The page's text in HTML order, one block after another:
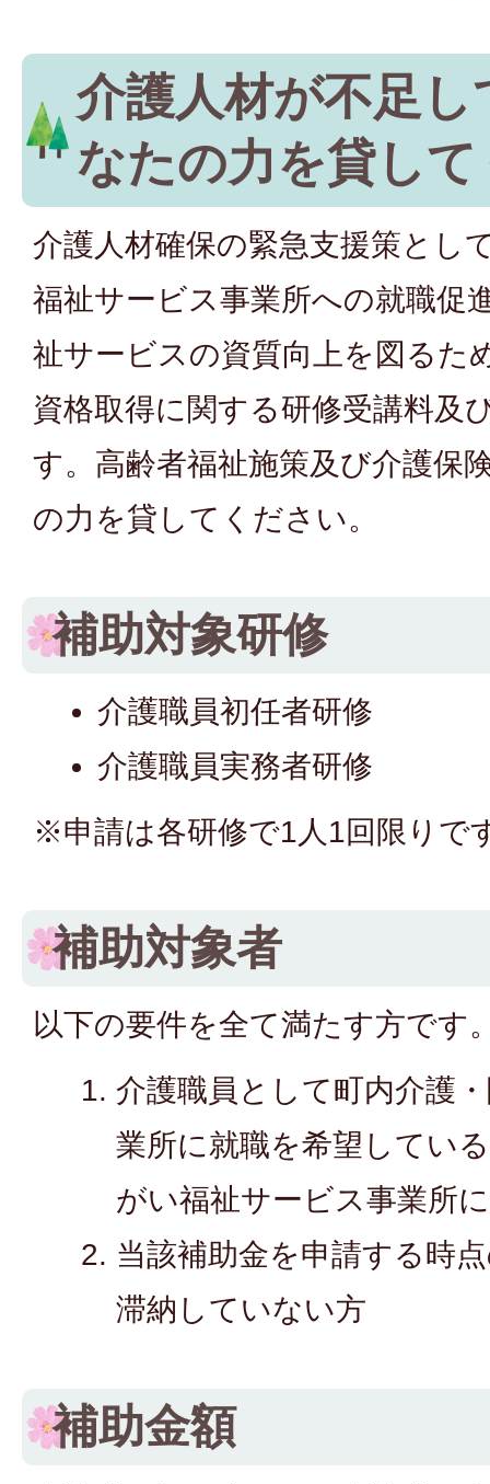
介護人材が不足
なたの力を貸し
介護人材確保の緊急支援策とし
福祉サービス事業所への就職促
祉サービスの資質向上を図るた
資格取得に関する研修受講料及
す。高齢者福祉施策及び介護保
の力を貸してください。
補助対象研修
介護職員初任者研修
介護職員実務者研修
※申請は各研修で1人1回限りで
補助対象者
以下の要件を全て満たす方です
介護職員として町内介護
業所に就職を希望してい
がい福祉サービス事業所
当該補助金を申請する時
滞納していない方
補助金額